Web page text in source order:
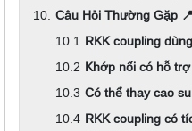
Câu Hỏi Thường Gặp 📍
RKK coupling
Khớp nối có hỗ
Có thể thay cao
RKK coupling có